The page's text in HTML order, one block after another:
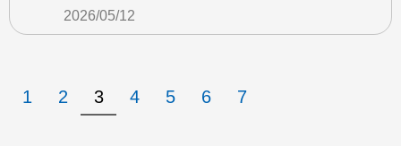
2026/05/12
1 2 3 4 5 6 7